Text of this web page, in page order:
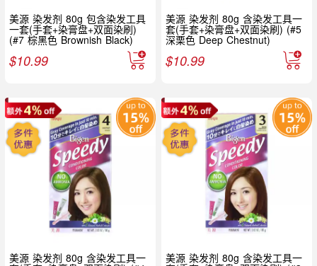
美源 染发剂 80g 包含染发工具
一套(手套+染膏盘+双面染刷)
(#7 棕黑色 Brownish Black)
$10.99
美源 染发剂 80g 含染发工具一
套(手套+染膏盘+双面染刷) (#5
深栗色 Deep Chestnut)
$10.99
美源 染发剂 80g 含染发工具一 美源 染发剂 80g 含染发工具一